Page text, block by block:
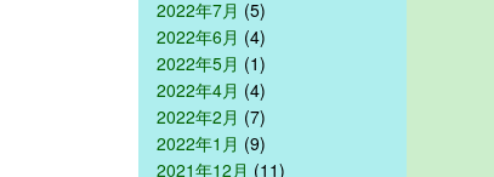
2022年7月 (5)
2022年6月 (4)
2022年5月 (1)
2022年4月 (4)
2022年2月 (7)
2022年1月 (9)
2021年12月 (11)